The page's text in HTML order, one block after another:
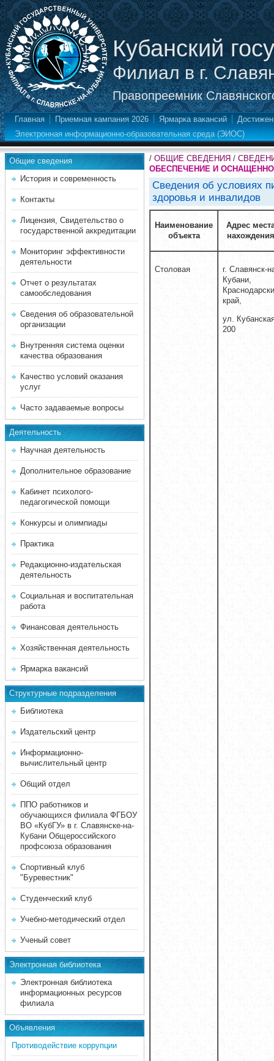
Кубанский
Филиал в г.
Правопреемник
Главная Приемная кампания 2026 Ярмарка вакансий
Электронная информационно-образовательная среда (ЭИОС)
Общие сведения
История и современность
Контакты
Лицензия, Свидетельство о
государственной аккредитации
Мониторинг эффективности
деятельности
Отчет о результатах
самообследования
Сведения об образовательной
организации
Внутренняя система оценки
качества образования
Качество условий оказания
услуг
Часто задаваемые вопросы
Деятельность
Научная деятельность
Дополнительное образование
Кабинет психолого-
педагогической помощи
Конкурсы и олимпиады
Практика
Редакционно-издательская
деятельность
Социальная и воспитательная
работа
Финансовая деятельность
Хозяйственная деятельность
Ярмарка вакансий
Структурные подразделения
Библиотека
Издательский центр
Информационно-
вычислительный центр
Общий отдел
ППО работников и
обучающихся филиала ФГБОУ
ВО «КубГУ» в г. Славянске-на-
Кубани Общероссийского
профсоюза образования
Спортивный клуб
"Буревестник"
Студенческий клуб
Учебно-методический отдел
Ученый совет
Электронная библиотека
Электронная библиотека
информационных ресурсов
филиала
Объявления
Противодействие коррупции
/ ОБЩИЕ СВЕДЕНИЯ /
ОБЕСПЕЧЕНИЕ И
Сведения об условиях
здоровья и инвалидов
Наименование
объекта
Адрес
нахождения
Столовая
г. Славянск-
Кубани,
край,
ул.
200